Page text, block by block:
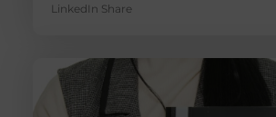
LinkedIn Share